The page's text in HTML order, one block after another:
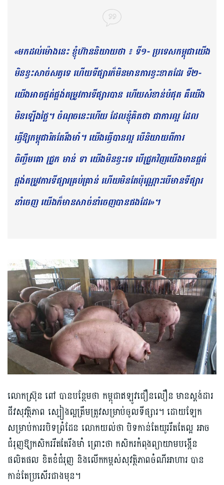
«មកដល់ម៉ោងនេះ ខ្ញុំហ៊ាននិយាយថា ៖ ទី១- ប្រទេសកម្ពុជាយើង
មិនខ្វះសាច់សត្វទេ ហើយទីផ្សារក៏មិនមានការខ្វះខាតដែរ ទី២-
យើងអាចផ្គត់ផ្គង់តម្រូវការទីផ្សារបាន ហើយសំខាន់បំផុត គឺយើង
មិនឡើងថ្លៃ។ ចំណុចនេះហើយ ដែលខ្ញុំគិតថា ជាការល្អ ​ដែល
ធ្វើឱ្យកម្ពុជារិតតែរឹងមាំ។ យើងធ្វើបានល្អ បើនិយាយពីការ
ចិញ្ចឹមគោ ​ជ្រូក មាន់ ទា យើងមិនខ្វះទេ បើជ្រូកវិញយើងមានផ្គត់
ផ្គង់តម្រូវការទីផ្សារគ្រប់គ្រាន់ ហើយមិនតែប៉ុណ្ណោះបើមានទីផ្សារ
នាំចេញ យើងក៏មានសាច់នាំចេញបានផងដែរ»។
លោកស៊្រុន ពៅ បានបន្ថែមថា​ កម្ពុជាឥឡូវជឿនលឿន មានស្តង់ដារ
ជីវសុវត្ថិភាព ស្បៀងល្អ​ត្រឹមត្រូវសម្រាប់​​​ចូលទីផ្សារ។ ដោយឡែក
សម្រាប់ការរបិទព្រំដែន លោកយល់ថា បិទកាន់តែយូររឹតតែល្អ អាច
ជំរុញឱ្យកសិកររឹតតែរឹងមាំ ព្រោះថា កសិករកំពុងព្យាយាមបង្កើន
ផលិតផល ខិតខំជំរុញ និងលើកកម្ពស់សុវត្ថិភាពចំណីអាហារ បាន
កាន់តែប្រសើរជាងមុន។